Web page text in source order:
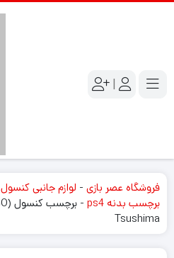
|
فروشگاه عصر بازی - لوازم جانبی کنسول
برچسب بدنه ps4
-
Tsushima